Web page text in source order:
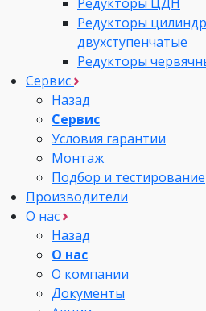
Редукторы
двухступенчатые
Редукторы
Сервис
Назад
Сервис
Условия гарантии
Монтаж
Подбор и тестирование
Производители
О нас
Назад
О нас
О компании
Документы